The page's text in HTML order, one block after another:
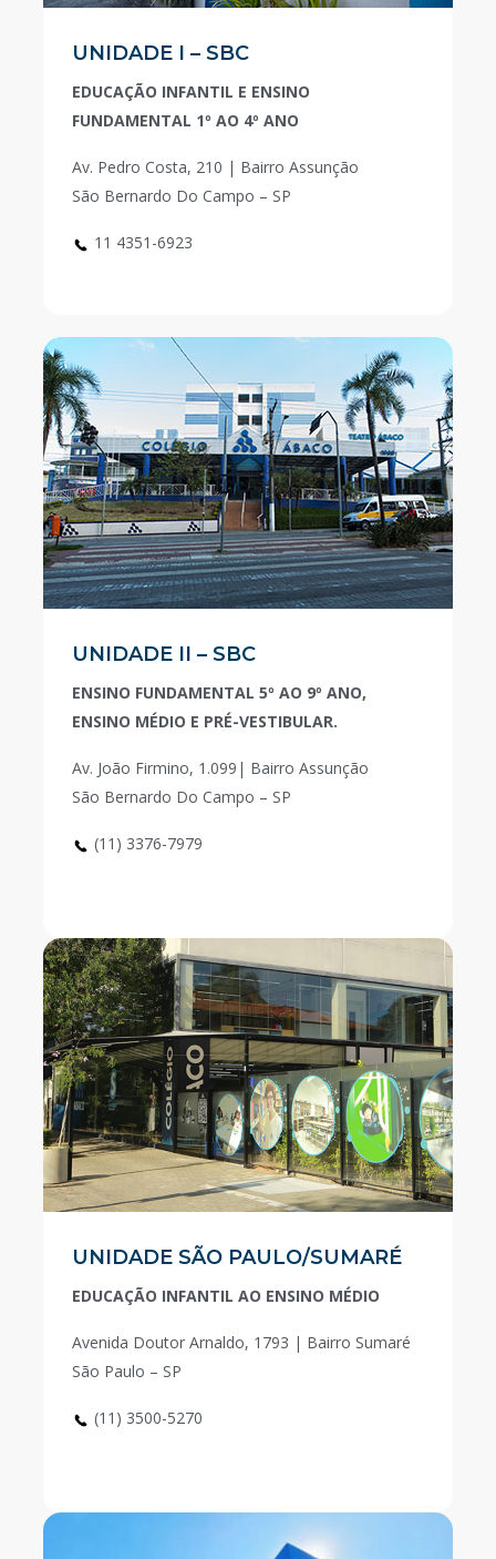
UNIDADE I – SBC
EDUCAÇÃO INFANTIL E ENSINO
FUNDAMENTAL 1º AO 4º ANO
Av. Pedro Costa, 210 | Bairro Assunção
São Bernardo Do Campo – SP
11 4351-6923
UNIDADE II – SBC
ENSINO FUNDAMENTAL 5º AO 9º ANO,
ENSINO MÉDIO E PRÉ-VESTIBULAR.
Av. João Firmino, 1.099| Bairro Assunção
São Bernardo Do Campo – SP
(11) 3376-7979
UNIDADE SÃO PAULO/SUMARÉ
EDUCAÇÃO INFANTIL AO ENSINO MÉDIO
Avenida Doutor Arnaldo, 1793 | Bairro Sumaré
São Paulo – SP
(11) 3500-5270